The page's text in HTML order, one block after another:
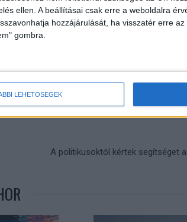
ellen. A beállításai csak erre a weboldalra
hozzájárulását, ha visszatér erre
gombra.
LEHETŐSÉGEK
járvány online
A politikusoktól kértek segítséget